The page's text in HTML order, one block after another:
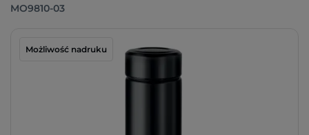
MO9810-03
Możliwość nadruku